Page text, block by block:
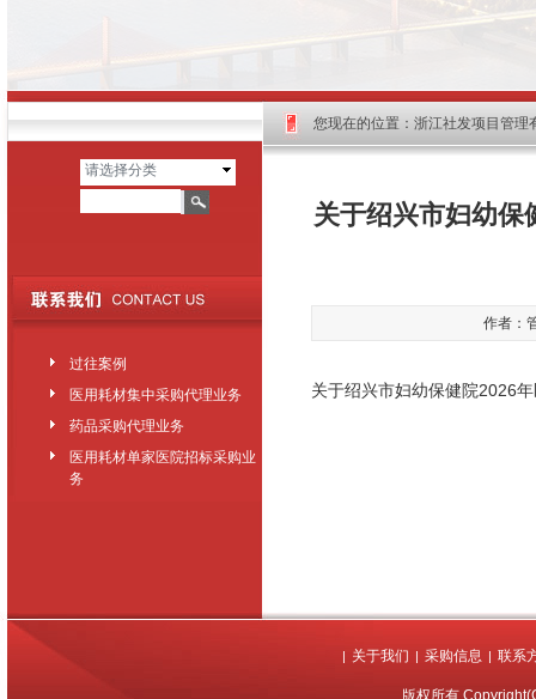
过往案例
医用耗材集中采购代理业务
药品采购代理业务
医用耗材单家医院招标采购业
务
请选择分类
您现在的位置： 浙江社发项目管理
关于绍兴市妇幼保
作者：
关于绍兴市妇幼保健院2026
| 关于我们 | 采购信息 | 联系
版权所有